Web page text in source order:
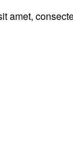
amet,